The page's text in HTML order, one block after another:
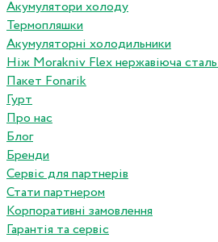
Акумулятори холоду
Термопляшки
Акумуляторні холодильники
Ніж Morakniv Flex нержавіюча
Пакет Fonarik
Гурт
Про нас
Блог
Бренди
Сервіс для партнерів
Стати партнером
Корпоративні замовлення
Гарантія та сервіс